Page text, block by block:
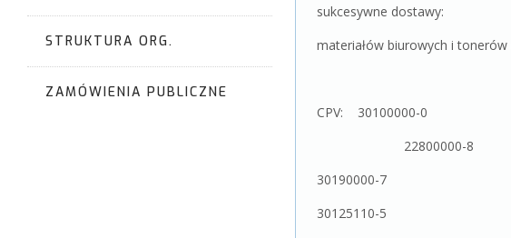
INSTYTUTU
STRUKTURA ORG.
ZAMÓWIENIA PUBLICZNE
sukcesywne dostawy:
materiałów biurowych i tonerów
CPV: 30100000-0
22800000-8
30190000-7
30125110-5